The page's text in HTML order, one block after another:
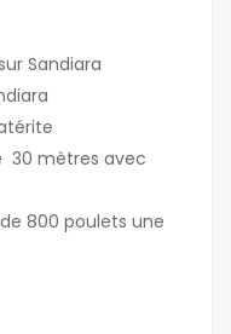
Sandiara
30 mètres avec
800 poulets une